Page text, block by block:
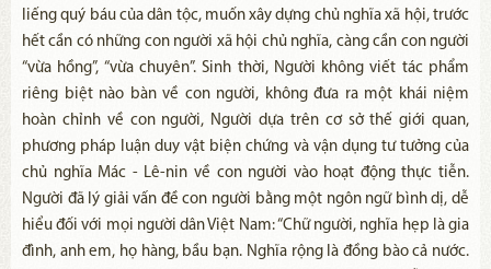
liếng quý báu của dân tộc, muốn xây dựng chủ nghĩa xã hội, trước
hết cần có những con người xã hội chủ nghĩa, càng cần con người
“vừa hồng”, “vừa chuyên”. Sinh thời, Người không viết tác phẩm
riêng biệt nào bàn về con người, không đưa ra một khái niệm
hoàn chỉnh về con người, Người dựa trên cơ sở thế giới quan,
phương pháp luận duy vật biện chứng và vận dụng tư tưởng của
chủ nghĩa Mác - Lê-nin về con người vào hoạt động thực tiễn.
Người đã lý giải vấn đề con người bằng một ngôn ngữ bình dị, dễ
hiểu đối với mọi người dân Việt Nam: “Chữ người, nghĩa hẹp là gia
đình, anh em, họ hàng, bầu bạn. Nghĩa rộng là đồng bào cả nước.